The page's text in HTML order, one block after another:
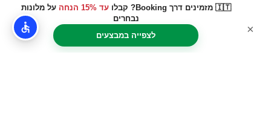
🇮🇹 מזמינים דרך Booking? קבלו עד 15% הנחה
על מלונות
נבחרים
לצפייה במבצעים
×